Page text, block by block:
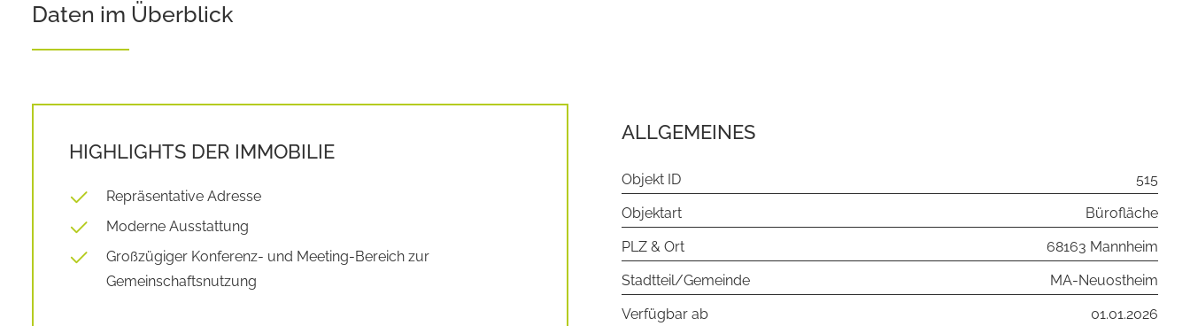
Daten im Überblick
HIGHLIGHTS DER IMMOBILIE
Repräsentative Adresse
Moderne Ausstattung
Großzügiger Konferenz- und Meeting-Bereich zur
Gemeinschaftsnutzung
ALLGEMEINES
Objekt ID
515
Objektart
Bürofläche
PLZ & Ort
68163 Mannheim
Stadtteil/Gemeinde
MA-Neuostheim
Verfügbar ab
01.01.2026